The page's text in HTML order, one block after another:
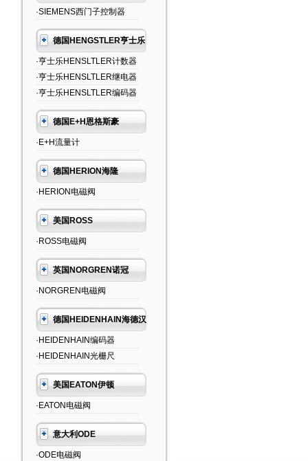
·SIEMENS西门子控制器
德国HENGSTLER亨士乐
·亨士乐HENSLTLER计数器
·亨士乐HENSLTLER继电器
·亨士乐HENSLTLER编码器
德国E+H恩格斯豪
·E+H流量计
德国HERION海隆
·HERION电磁阀
美国ROSS
·ROSS电磁阀
英国NORGREN诺冠
·NORGREN电磁阀
德国HEIDENHAIN海德汉
·HEIDENHAIN编码器
·HEIDENHAIN光栅尺
美国EATON伊顿
·EATON电磁阀
意大利ODE
·ODE电磁阀